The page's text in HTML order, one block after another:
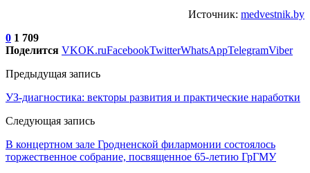
Источник: medvestnik.by
0 1 709
Поделится VKOK.ruFacebookTwitterWhatsAppTelegramViber
Предыдущая запись
УЗ-диагностика: векторы развития и практические наработки
Следующая запись
В концертном зале Гродненской филармонии состоялось
торжественное собрание, посвященное 65-летию ГрГМУ